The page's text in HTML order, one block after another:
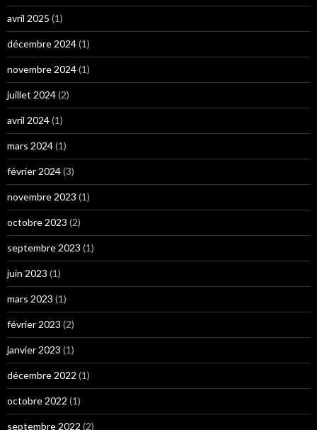
avril 2025 (1)
décembre 2024(1)
novembre 2024(1)
juillet 2024(2)
avril 2024(1)
mars 2024(1)
février 2024(3)
novembre 2023 (1)
octobre 2023 (2)
septembre 2023 (1)
juin 2023 (1)
mars 2023 (1)
février 2023 (2)
janvier 2023 (1)
décembre 2022 (1)
octobre 2022 (1)
septembre 2022 (2)